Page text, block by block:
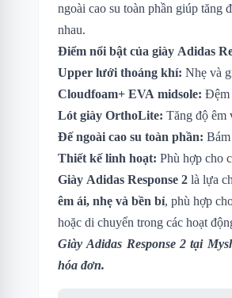
ngoài cao su toàn phần giúp tăng
nhau.
Điểm nổi bật của giày Adidas
Upper lưới thoáng khí: Nhẹ và
Cloudfoam+ EVA midsole: Đệm
Lót giày OrthoLite: Tăng độ êm
Đế ngoài cao su toàn phần:
Thiết kế linh hoạt: Phù hợp cho
Giày Adidas Response 2 là lựa
êm ái, nhẹ và bền bỉ, phù hợp
hoặc di chuyển trong các hoạt
Giày Adidas Response 2 tại
hóa đơn.